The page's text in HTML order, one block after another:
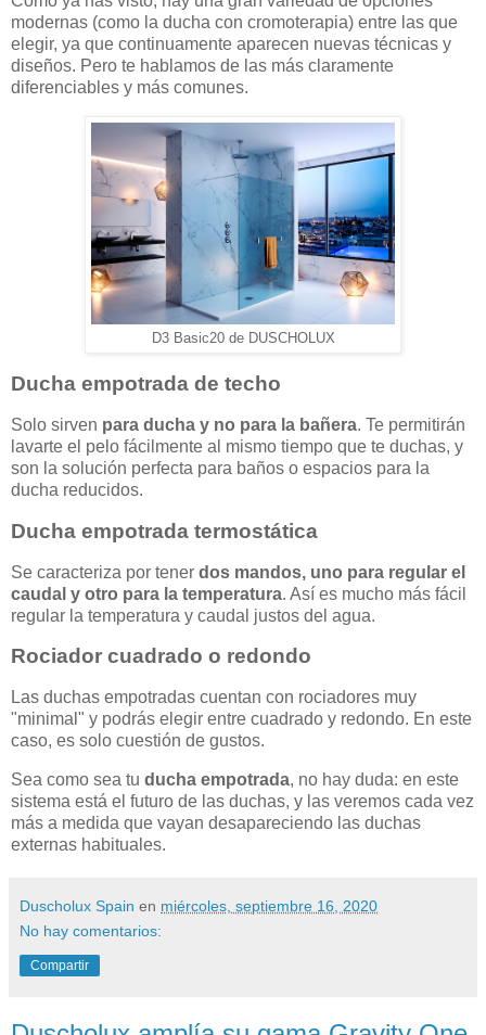
modernas (como la ducha con cromoterapia) entre las que
elegir, ya que continuamente aparecen nuevas técnicas y
diseños. Pero te hablamos de las más claramente
diferenciables y más comunes.
D3 Basic20 de DUSCHOLUX
Ducha empotrada de techo
Solo sirven para ducha y no para la bañera. Te permitirán
lavarte el pelo fácilmente al mismo tiempo que te duchas, y
son la solución perfecta para baños o espacios para la
ducha reducidos.
Ducha empotrada termostática
Se caracteriza por tener dos mandos, uno para regular el
caudal y otro para la temperatura. Así es mucho más fácil
regular la temperatura y caudal justos del agua.
Rociador cuadrado o redondo
Las duchas empotradas cuentan con rociadores muy
"minimal" y podrás elegir entre cuadrado y redondo. En este
caso, es solo cuestión de gustos.
Sea como sea tu ducha empotrada, no hay duda: en este
sistema está el futuro de las duchas, y las veremos cada vez
más a medida que vayan desapareciendo las duchas
externas habituales.
Duscholux Spain en miércoles, septiembre 16, 2020
No hay comentarios:
Compartir